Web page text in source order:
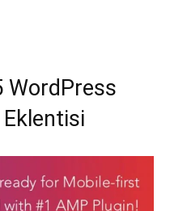
WordPress
Eklentisi